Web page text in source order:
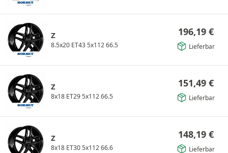
Z
8.5x20 ET43 5x112 66.5
196,19 €
Lieferbar
Z
8x18 ET29 5x112 66.5
151,49 €
Lieferbar
Z
8x18 ET30 5x112 66.6
148,19 €
Lieferbar